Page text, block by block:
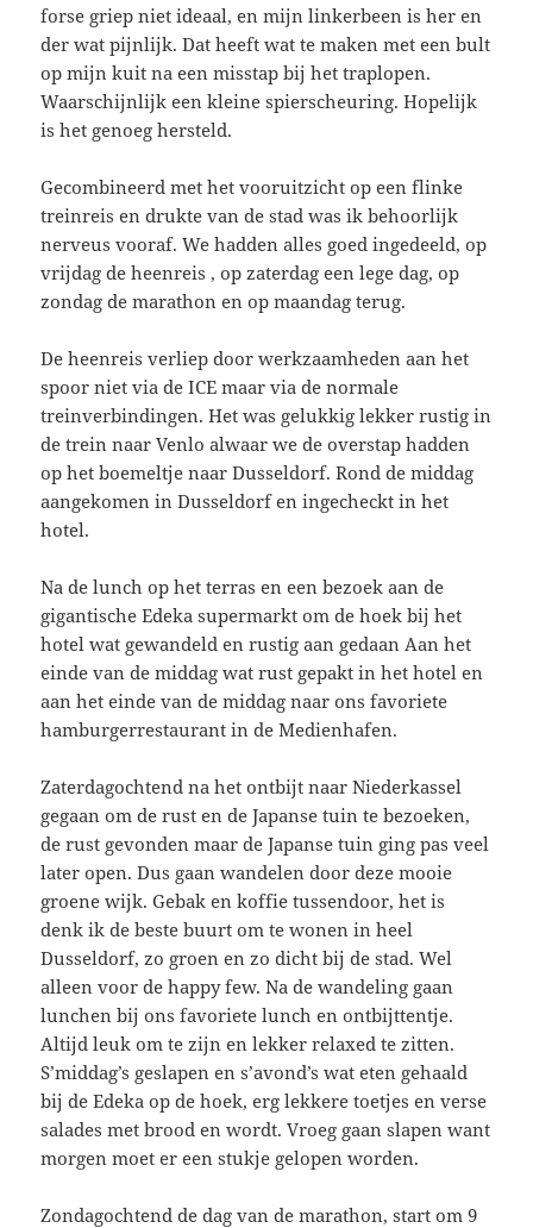
forse griep niet ideaal, en mijn linkerbeen is her en
der wat pijnlijk. Dat heeft wat te maken met een bult
op mijn kuit na een misstap bij het traplopen.
Waarschijnlijk een kleine spierscheuring. Hopelijk
is het genoeg hersteld.
Gecombineerd met het vooruitzicht op een flinke
treinreis en drukte van de stad was ik behoorlijk
nerveus vooraf. We hadden alles goed ingedeeld, op
vrijdag de heenreis , op zaterdag een lege dag, op
zondag de marathon en op maandag terug.
De heenreis verliep door werkzaamheden aan het
spoor niet via de ICE maar via de normale
treinverbindingen. Het was gelukkig lekker rustig in
de trein naar Venlo alwaar we de overstap hadden
op het boemeltje naar Dusseldorf. Rond de middag
aangekomen in Dusseldorf en ingecheckt in het
hotel.
Na de lunch op het terras en een bezoek aan de
gigantische Edeka supermarkt om de hoek bij het
hotel wat gewandeld en rustig aan gedaan Aan het
einde van de middag wat rust gepakt in het hotel en
aan het einde van de middag naar ons favoriete
hamburgerrestaurant in de Medienhafen.
Zaterdagochtend na het ontbijt naar Niederkassel
gegaan om de rust en de Japanse tuin te bezoeken,
de rust gevonden maar de Japanse tuin ging pas veel
later open. Dus gaan wandelen door deze mooie
groene wijk. Gebak en koffie tussendoor, het is
denk ik de beste buurt om te wonen in heel
Dusseldorf, zo groen en zo dicht bij de stad. Wel
alleen voor de happy few. Na de wandeling gaan
lunchen bij ons favoriete lunch en ontbijttentje.
Altijd leuk om te zijn en lekker relaxed te zitten.
S’middag’s geslapen en s’avond’s wat eten gehaald
bij de Edeka op de hoek, erg lekkere toetjes en verse
salades met brood en wordt. Vroeg gaan slapen want
morgen moet er een stukje gelopen worden.
Zondagochtend de dag van de marathon, start om 9